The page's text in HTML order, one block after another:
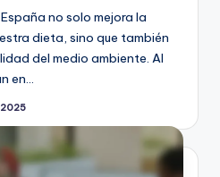
no solo mejora la
dieta, sino que también
del medio ambiente. Al
en…